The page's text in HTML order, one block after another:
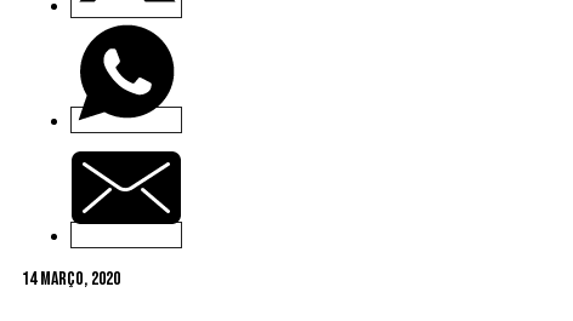
14 Março, 2020